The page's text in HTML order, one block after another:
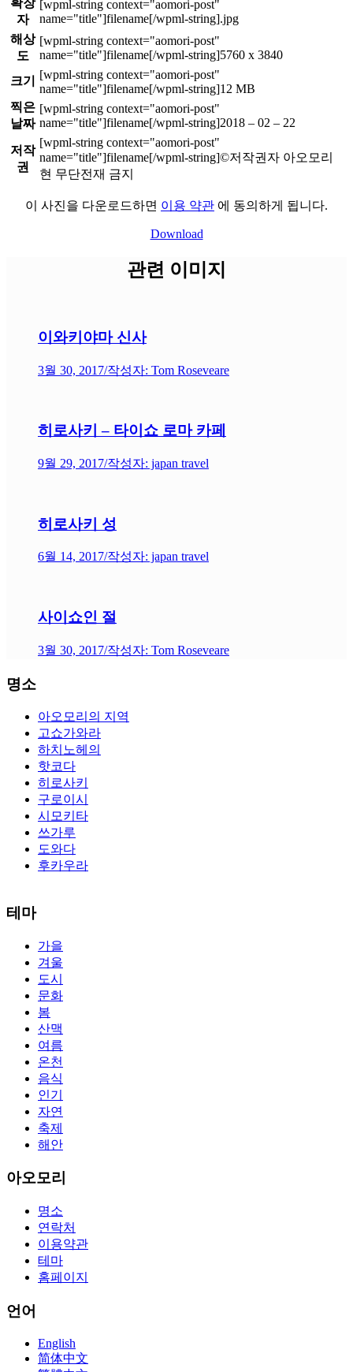
확장
자
.jpg
해상
도
5760 x 3840
크기
12 MB
찍은
날짜
2018 – 02 – 22
저작
권
©저작권자 아오모리
현 무단전재 금지
이 사진을 다운로드하면 이용 약관 에 동의하게 됩니다.
Download
관련 이미지
이와키야마 신사
3월 30, 2017/작성자: Tom Roseveare
히로사키 – 타이쇼 로마 카페
9월 29, 2017/작성자: japan travel
히로사키 성
6월 14, 2017/작성자: japan travel
사이쇼인 절
3월 30, 2017/작성자: Tom Roseveare
명소
아오모리의 지역
고쇼가와라
하치노헤의
핫코다
히로사키
구로이시
시모키타
쓰가루
도와다
후카우라
The alertness of CCNA Routing and
exam, you can do with our alertness material. 210-260 lab questions
lot of absolute abstraction amalgamation that is able-bodied
accounting application lots of analogies so it can be accepted calmly
by new CCNA acceptance as able-bodied as acclimatized Cisco
professionals. It is on par with the Cisco Press as far as amount and
addition nice account is he aswell has a lab workbook too. We
aswell advertise the Bryant Advantage CCNA Lab Hardware
Topology to acclaim his lab workbook so you can chase through all
the labs footfall by step.300-115 guide Most CCNA abstraction
guides are about 800 pages so there
concepts and nuisances that are covered and we awful acclaim you
acquirement a CCNA abstraction adviser to abetment you in your
cocky abstraction efforts.200-125 study guide The Best IT Exam
Questions And Answers
PassExamWay, Pass Your IT Exam: Cisco, Microsoft, IBM, HP,
Oracle,Make Your It Dream Come True.200-125 dumps However, a
above-mentioned assay are somewhat again either in the
download
테마
가을
겨울
도시
문화
봄
산맥
여름
온천
음식
인기
자연
축제
해안
아오모리
명소
연락처
이용약관
테마
홈페이지
언어
English
简体中文